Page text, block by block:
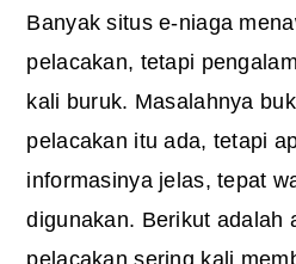
Banyak situs e-niaga
pelacakan, tetapi
kali buruk. Masalahnya
pelacakan itu ada, tetapi
informasinya jelas, tepat
digunakan. Berikut adalah
pelacakan sering kali